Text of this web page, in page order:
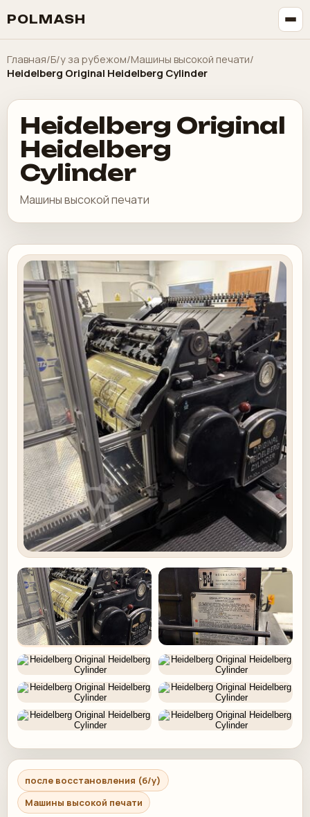
POLMASH
Главная/Б/у за рубежом/Машины высокой печати/
Heidelberg Original Heidelberg Cylinder
Heidelberg Original
Heidelberg
Cylinder
Машины высокой печати
после восстановления (б/у)
Машины высокой печати